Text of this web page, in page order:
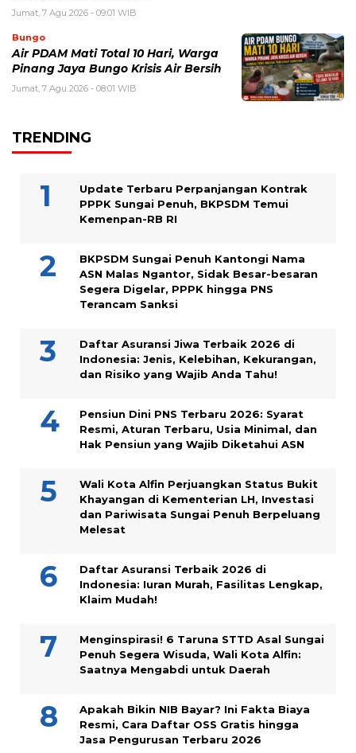
Jumat, 7 Agu 2026 - 09:01 WIB
Bungo
Air PDAM Mati Total 10 Hari, Warga
Pinang Jaya Bungo Krisis Air Bersih
Jumat, 7 Agu 2026 - 08:01 WIB
TRENDING
Update Terbaru Perpanjangan Kontrak
PPPK Sungai Penuh, BKPSDM Temui
Kemenpan-RB RI
BKPSDM Sungai Penuh Kantongi Nama
ASN Malas Ngantor, Sidak Besar-besaran
Segera Digelar, PPPK hingga PNS
Terancam Sanksi
Daftar Asuransi Jiwa Terbaik 2026 di
Indonesia: Jenis, Kelebihan, Kekurangan,
dan Risiko yang Wajib Anda Tahu!
Pensiun Dini PNS Terbaru 2026: Syarat
Resmi, Aturan Terbaru, Usia Minimal, dan
Hak Pensiun yang Wajib Diketahui ASN
Wali Kota Alfin Perjuangkan Status Bukit
Khayangan di Kementerian LH, Investasi
dan Pariwisata Sungai Penuh Berpeluang
Melesat
Daftar Asuransi Terbaik 2026 di
Indonesia: Iuran Murah, Fasilitas Lengkap,
Klaim Mudah!
Menginspirasi! 6 Taruna STTD Asal Sungai
Penuh Segera Wisuda, Wali Kota Alfin:
Saatnya Mengabdi untuk Daerah
Apakah Bikin NIB Bayar? Ini Fakta Biaya
Resmi, Cara Daftar OSS Gratis hingga
Jasa Pengurusan Terbaru 2026